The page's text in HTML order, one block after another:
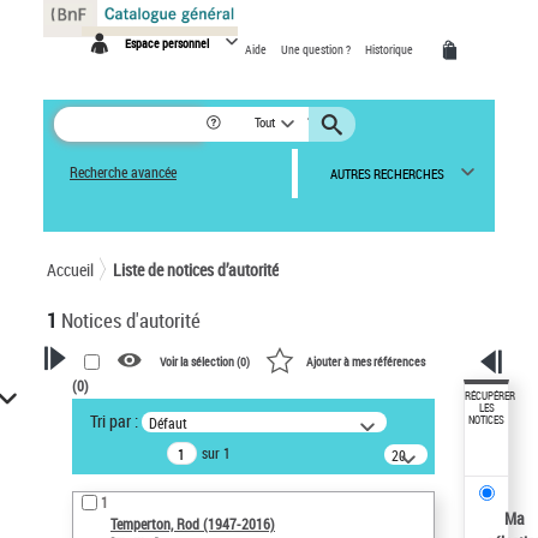
Espace personnel Aide Une question ? Historique
Tout
Recherche avancée AUTRES RECHERCHES
Accueil Liste de notices d’autorité
1 Notices d'autorité
VOTRE RECHERCHE
Recherche avancée dans les
notices d’autorité
Œuvres liées à l'auteur :
Temperton, Rod (1947-2016)
Voir la sélection (0) Ajouter à mes références
(0)
Tri par : Défaut
sur 1
20
résultats/page
1
Temperton, Rod (1947-2016)
RÉCUPÉRER
LES
NOTICES
Ma
Panneau de gestion des cookies